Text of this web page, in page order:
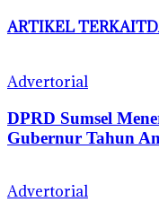
ARTIKEL TERKAIT
Advertorial
DPRD Sumsel
Gubernur Tahun
Advertorial